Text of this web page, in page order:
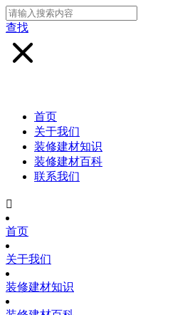
查找
首页
关于我们
装修建材知识
装修建材百科
联系我们

首页
关于我们
装修建材知识